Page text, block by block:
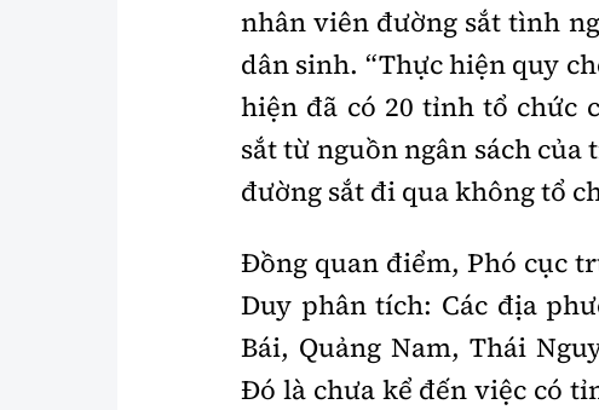
nhân viên đường sắt tình
dân sinh. “Thực hiện quy
hiện đã có 20 tỉnh tổ chức
sắt từ nguồn ngân sách
đường sắt đi qua không tổ
Đồng quan điểm, Phó cục
Duy phân tích: Các địa
Bái, Quảng Nam, Thái
Đó là chưa kể đến việc có